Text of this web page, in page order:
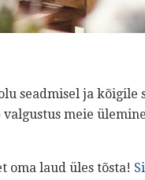
seadmisel ja kõigile
meie
oma laud üles tõsta!